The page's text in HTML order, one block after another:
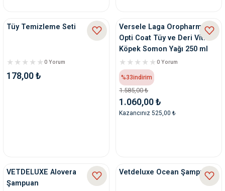
Tüy Temizleme Seti
0 Yorum
178,00 ₺
Versele Laga Oropharma
Opti Coat Tüy ve Deri Vit.
Köpek Somon Yağı 250 ml
0 Yorum
%33indirim
1.585,00 ₺
1.060,00 ₺
Kazancınız 525,00 ₺
VETDELUXE Alovera
Şampuan
Vetdeluxe Ocean Şampuan